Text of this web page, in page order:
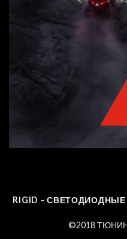
RIGID -
©2018